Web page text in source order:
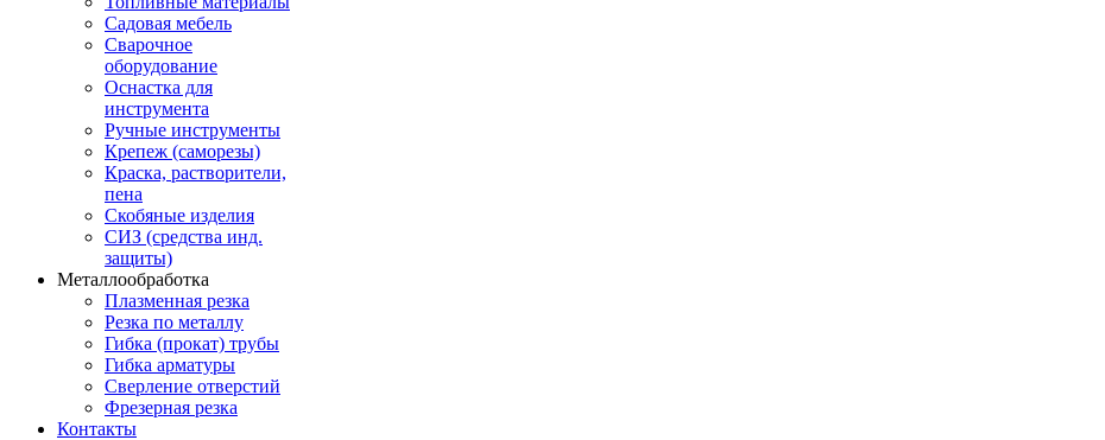
Садовая мебель
Сварочное
оборудование
Оснастка для
инструмента
Ручные инструменты
Крепеж (саморезы)
Краска, растворители,
пена
Скобяные изделия
СИЗ (средства инд.
защиты)
Металлообработка
Плазменная резка
Резка по металлу
Гибка (прокат) трубы
Гибка арматуры
Сверление отверстий
Фрезерная резка
Контакты